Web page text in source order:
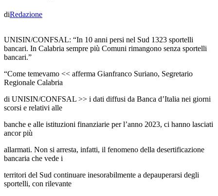
diRedazione
UNISIN/CONFSAL: “In 10 anni persi nel Sud 1323 sportelli
bancari. In Calabria sempre più Comuni rimangono senza sportelli
bancari.”
“Come temevamo << afferma Gianfranco Suriano, Segretario
Regionale Calabria
di UNISIN/CONFSAL >> i dati diffusi da Banca d’Italia nei giorni
scorsi e relativi alle
banche e alle istituzioni finanziarie per l’anno 2023, ci hanno lasciati
ancor più
allarmati. Non si arresta, infatti, il fenomeno della desertificazione
bancaria che vede i
territori del Sud continuare inesorabilmente a depauperarsi degli
sportelli, con rilevante